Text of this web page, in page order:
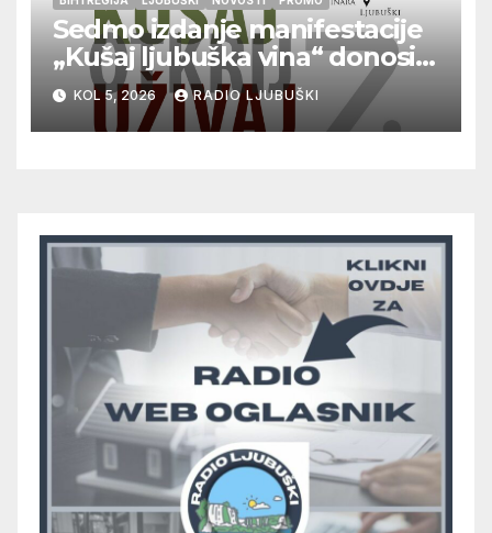
Sedmo izdanje manifestacije
„Kušaj ljubuška vina“ donosi
vrhunska vina, gastronomiju i
glazbu
KOL 5, 2026 RADIO LJUBUŠKI